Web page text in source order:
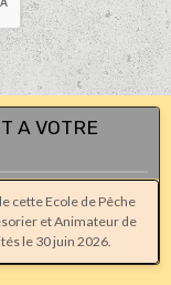
A VOTRE
cette Ecole de Pêche
et Animateur de
le 30 juin 2026.